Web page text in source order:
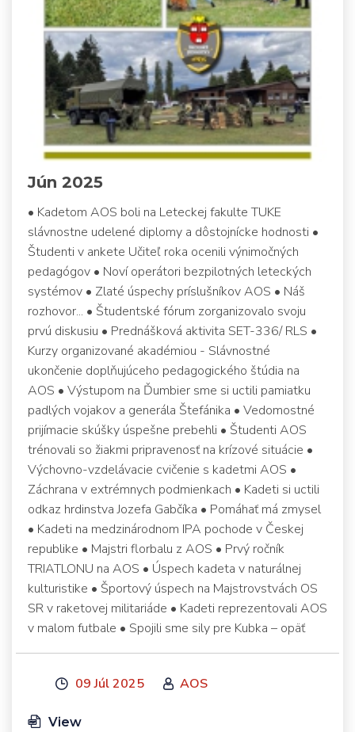
Jún 2025
• Kadetom AOS boli na Leteckej fakulte TUKE
slávnostne udelené diplomy a dôstojnícke hodnosti •
Študenti v ankete Učiteľ roka ocenili výnimočných
pedagógov • Noví operátori bezpilotných leteckých
systémov • Zlaté úspechy príslušníkov AOS • Náš
rozhovor... • Študentské fórum zorganizovalo svoju
prvú diskusiu • Prednášková aktivita SET-336/ RLS •
Kurzy organizované akadémiou - Slávnostné
ukončenie doplňujúceho pedagogického štúdia na
AOS • Výstupom na Ďumbier sme si uctili pamiatku
padlých vojakov a generála Štefánika • Vedomostné
prijímacie skúšky úspešne prebehli • Študenti AOS
trénovali so žiakmi pripravenosť na krízové situácie •
Výchovno-vzdelávacie cvičenie s kadetmi AOS •
Záchrana v extrémnych podmienkach • Kadeti si uctili
odkaz hrdinstva Jozefa Gabčíka • Pomáhať má zmysel
• Kadeti na medzinárodnom IPA pochode v Českej
republike • Majstri florbalu z AOS • Prvý ročník
TRIATLONU na AOS • Úspech kadeta v naturálnej
kulturistike • Športový úspech na Majstrovstvách OS
SR v raketovej militariáde • Kadeti reprezentovali AOS
v malom futbale • Spojili sme sily pre Kubka – opäť
09 Júl 2025 AOS
View